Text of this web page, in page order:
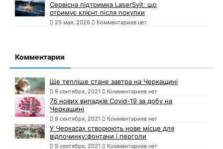
Сервісна підтримка LaserSvit: що
отримує клієнт після покупки
25 мая, 2026 Комментариев нет
Комментарии
Ще тепліше стане завтра на Черкащині
9 сентября, 2021 Комментариев нет
76 нових випадків Covid-19 за добу на
Черкащині
9 сентября, 2021 Комментариев нет
У Черкасах створюють нове місце для
відпочинку:фонтани і перголи
9 сентября, 2021 Комментариев нет